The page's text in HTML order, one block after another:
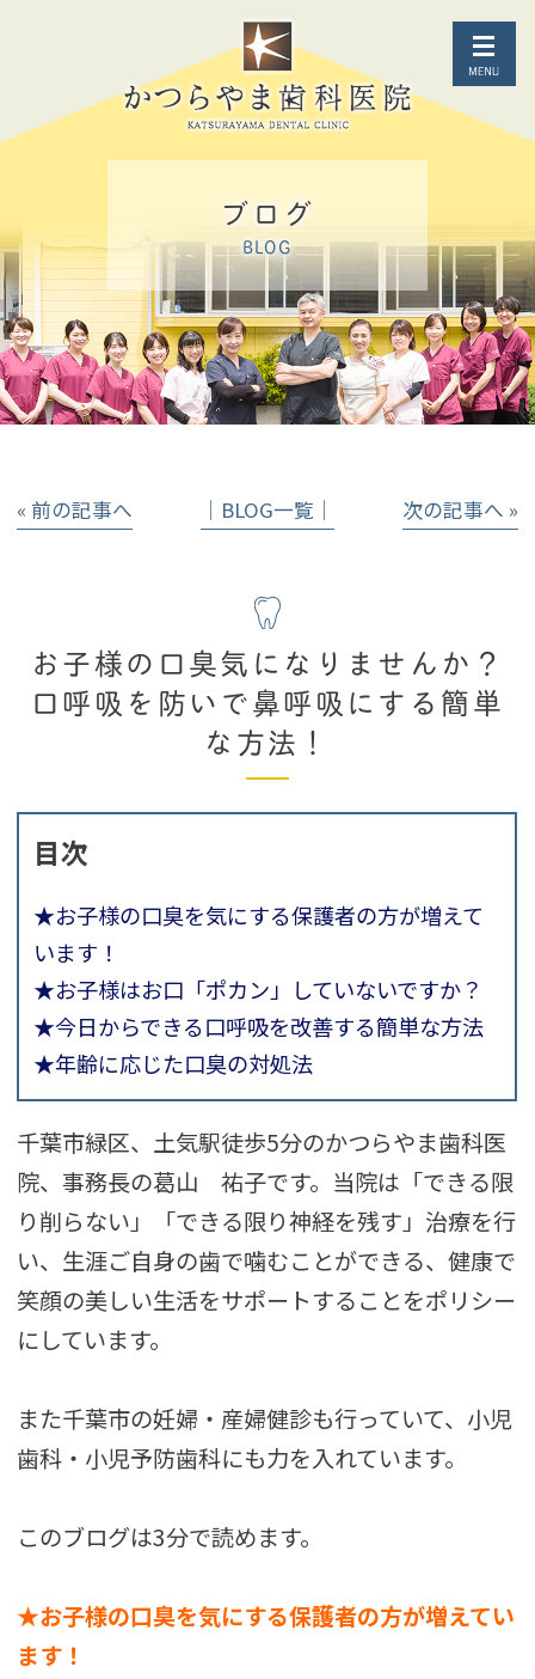
ブログ
BLOG
« 前の記事へ │BLOG一覧│ 次の記事へ »
お子様の口臭気になりませんか？
口呼吸を防いで鼻呼吸にする簡単
な方法！
目次
★お子様の口臭を気にする保護者の方が増えて
います！
★お子様はお口「ポカン」していないですか？
★今日からできる口呼吸を改善する簡単な方法
★年齢に応じた口臭の対処法
千葉市緑区、土気駅徒歩5分のかつらやま歯科医
院、事務長の葛山 祐子です。当院は「できる限
り削らない」「できる限り神経を残す」治療を行
い、生涯ご自身の歯で噛むことができる、健康で
笑顔の美しい生活をサポートすることをポリシー
にしています。
また千葉市の妊婦・産婦健診も行っていて、小児
歯科・小児予防歯科にも力を入れています。
このブログは3分で読めます。
★お子様の口臭を気にする保護者の方が増えてい
ます！